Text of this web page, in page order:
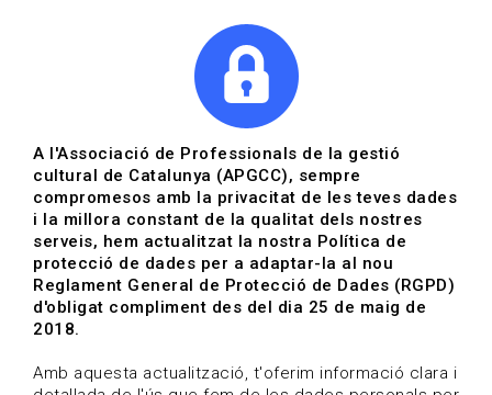
Actualitza't
Vols estar al dia?
HOME / BLOG
Estigues al dia
A l'Associació de Professionals de la gestió
cultural de Catalunya (APGCC), sempre
compromesos amb la privacitat de les teves dades
i la millora constant de la qualitat dels nostres
serveis, hem actualitzat la nostra Política de
protecció de dades per a adaptar-la al nou
Reglament General de Protecció de Dades (RGPD)
d'obligat compliment des del dia 25 de maig de
2018.
Amb aquesta actualització, t'oferim informació clara i